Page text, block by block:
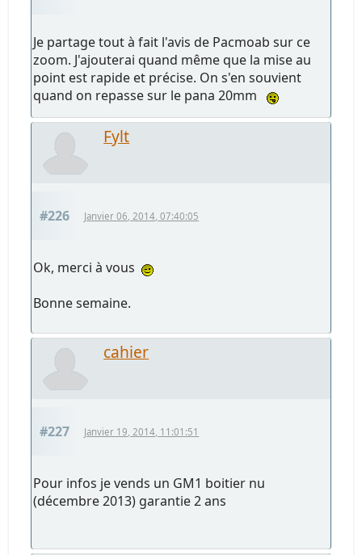
Je partage tout à fait l'avis de Pacmoab sur ce
zoom. J'ajouterai quand même que la mise au
point est rapide et précise. On s'en souvient
quand on repasse sur le pana 20mm
Fylt
#226 Janvier 06, 2014, 07:40:05
Ok, merci à vous
Bonne semaine.
cahier
#227 Janvier 19, 2014, 11:01:51
Pour infos je vends un GM1 boitier nu
(décembre 2013) garantie 2 ans